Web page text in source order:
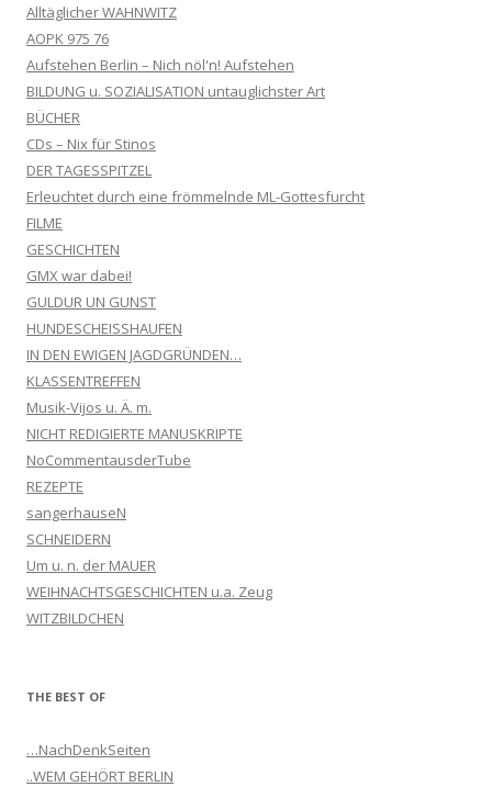
Alltäglicher WAHNWITZ
AOPK 975 76
Aufstehen Berlin – Nich nöl'n! Aufstehen
BILDUNG u. SOZIALISATION untauglichster Art
BÜCHER
CDs – Nix für Stinos
DER TAGESSPITZEL
Erleuchtet durch eine frömmelnde ML-Gottesfurcht
FILME
GESCHICHTEN
GMX war dabei!
GULDUR UN GUNST
HUNDESCHEISSHAUFEN
IN DEN EWIGEN JAGDGRÜNDEN…
KLASSENTREFFEN
Musik-Vijos u. Ä. m.
NICHT REDIGIERTE MANUSKRIPTE
NoCommentausderTube
REZEPTE
sangerhauseN
SCHNEIDERN
Um u. n. der MAUER
WEIHNACHTSGESCHICHTEN u.a. Zeug
WITZBILDCHEN
THE BEST OF
…NachDenkSeiten
..WEM GEHÖRT BERLIN